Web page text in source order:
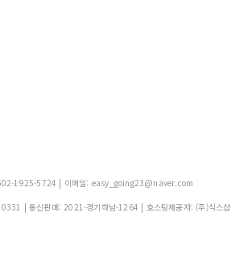
1925-5724 | 이메일: easy_going23@naver.com
| 통신판매:2021-경기하남-1264 | 호스팅제공자: (주)식스샵